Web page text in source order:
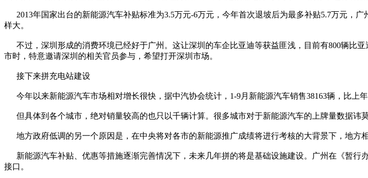
2013年国家出台的新能源汽车补贴标准为3.5万元-6万元，今年首次退坡后为最多补贴5.7万元，
样大。
不过，深圳形成的消费环境已经好于广州。这让深圳的车企比亚迪等获益匪浅，目前有800辆比
市时，特意邀请深圳的相关官员参与，希望打开深圳市场。
接下来拼充电站建设
今年以来新能源汽车市场相对增长很快，据中汽协会统计，1-9月新能源汽车销售38163辆，比上
但具体到各个城市，绝对销量较高的也只以千辆计算。很多城市对于新能源汽车的上牌量数据讳
地方政府低调的另一个原因是，在中央将对各市的新能源推广成绩将进行考核的大背景下，地方
新能源汽车补贴、优惠等措施逐渐完善情况下，未来几年拼的将是基础设施建设。广州在《暂行
接口。